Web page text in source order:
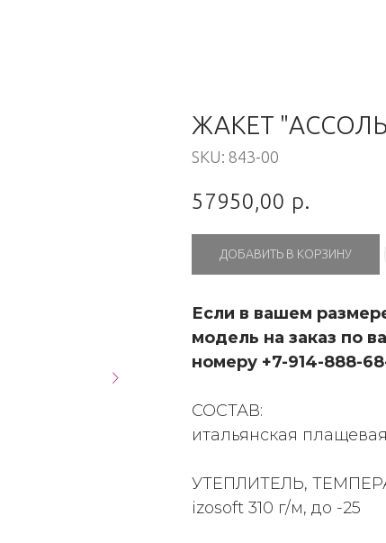
ЖАКЕТ
SKU: 843-00
57950,00 р.
ДОБАВИТЬ В КОРЗИНУ
Если в вашем
модель на заказ по
номеру +7-914-888-
СОСТАВ:
итальянская
УТЕПЛИТЕЛЬ,
izosoft 310 г/м, до -25